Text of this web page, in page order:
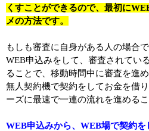
くすことができるので、最初に
メの方法です。
もしも審査に自身がある人の場合
WEB申込みをして、審査されてい
ることで、移動時間中に審査を進
無人契約機で契約をしてお金を借
ーズに最速で一連の流れを進めるこ
WEB申込みから、WEB場で契約